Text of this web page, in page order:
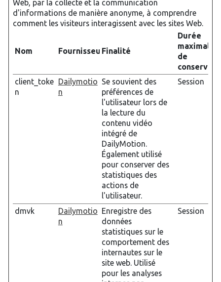
Web, par la collecte et la communication
d'informations de manière anonyme, à comprendre
comment les visiteurs interagissent avec les sites Web.
Nom FournisseurFinalité
Durée
maximale
de
client_toke
n
Dailymotio
n
Se souvient des
préférences de
l'utilisateur lors de
la lecture du
contenu vidéo
intégré de
DailyMotion.
Également utilisé
pour conserver des
statistiques des
actions de
l'utilisateur.
Session
dmvk
Dailymotio
n
Enregistre des
données
statistiques sur le
comportement des
internautes sur le
site web. Utilisé
pour les analyses
Session